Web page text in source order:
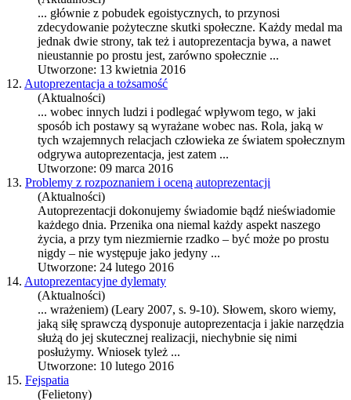
... głównie z pobudek egoistycznych, to przynosi
zdecydowanie pożyteczne skutki społeczne. Każdy medal ma
jednak dwie strony, tak też i autoprezentacja bywa, a nawet
nieustannie po prostu jest, zarówno społecznie ...
Utworzone: 13 kwietnia 2016
12. Autoprezentacja a tożsamość
(Aktualności)
... wobec innych ludzi i podlegać wpływom tego, w jaki
sposób ich postawy są wyrażane wobec nas. Rola, jaką w
tych wzajemnych relacjach człowieka ze światem społecznym
odgrywa autoprezentacja, jest zatem ...
Utworzone: 09 marca 2016
13. Problemy z rozpoznaniem i oceną autoprezentacji
(Aktualności)
Autoprezentacji dokonujemy świadomie bądź nieświadomie
każdego dnia. Przenika ona niemal każdy aspekt naszego
życia, a przy tym niezmiernie rzadko – być może po prostu
nigdy – nie występuje jako jedyny ...
Utworzone: 24 lutego 2016
14. Autoprezentacyjne dylematy
(Aktualności)
... wrażeniem) (Leary 2007, s. 9-10). Słowem, skoro wiemy,
jaką siłę sprawczą dysponuje autoprezentacja i jakie narzędzia
służą do jej skutecznej realizacji, niechybnie się nimi
posłużymy. Wniosek tyleż ...
Utworzone: 10 lutego 2016
15. Fejspatia
(Felietony)